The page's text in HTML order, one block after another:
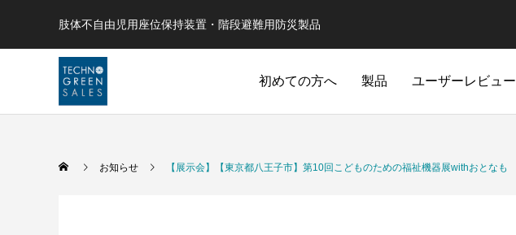
肢体不自由児用座位保持装置・階段避難用防災製品
初めての方へ 製品 ユーザーレビュー
お知らせ 【展示会】【東京都八王子市】第10回こどものための福祉機器展withおとなも